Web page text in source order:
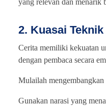
yang relevan dan menarik
2. Kuasai
Cerita memiliki kekuatan
dengan pembaca secara
Mulailah
Gunakan narasi yang